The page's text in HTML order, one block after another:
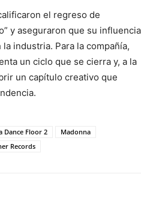
el regreso de
y aseguraron que su influencia
industria. Para la compañía,
un ciclo que se cierra y, a la
un capítulo creativo que
Dance Floor 2
Madonna
Records